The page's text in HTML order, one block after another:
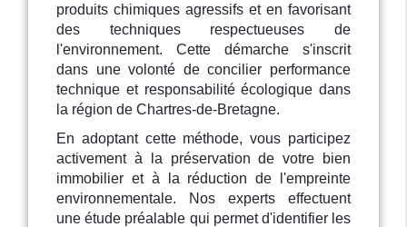
produits chimiques agressifs et en favorisant
des techniques respectueuses de
l'environnement. Cette démarche s'inscrit
dans une volonté de concilier performance
technique et responsabilité écologique dans
la région de Chartres-de-Bretagne.
En adoptant cette méthode, vous participez
activement à la préservation de votre bien
immobilier et à la réduction de l'empreinte
environnementale. Nos experts effectuent
une étude préalable qui permet d'identifier les